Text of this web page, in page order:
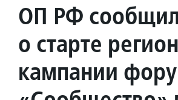
ОП РФ
о старте
кампании